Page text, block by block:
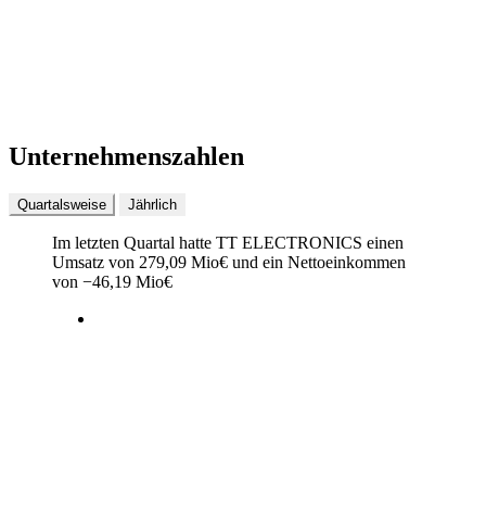
Unternehmenszahlen
Quartalsweise Jährlich
Im letzten Quartal hatte TT ELECTRONICS einen
Umsatz von 279,09 Mio€ und ein Nettoeinkommen
von −46,19 Mio€